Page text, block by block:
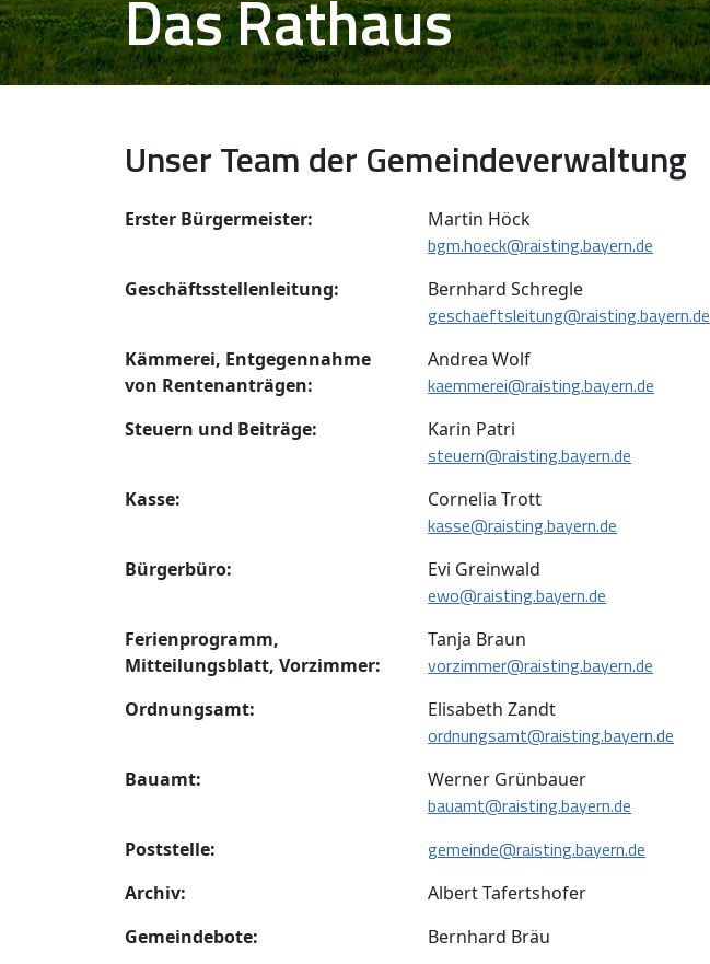
Das Rathaus
Unser Team der Gemeindeverwaltung
Erster Bürgermeister: Martin Höck
bgm.hoeck@raisting.bayern.de
Geschäftsstellenleitung: Bernhard Schregle
geschaeftsleitung@raisting.bayern.de
Kämmerei, Entgegennahme
von Rentenanträgen:
Andrea Wolf
kaemmerei@raisting.bayern.de
Steuern und Beiträge: Karin Patri
steuern@raisting.bayern.de
Kasse: Cornelia Trott
kasse@raisting.bayern.de
Bürgerbüro: Evi Greinwald
ewo@raisting.bayern.de
Ferienprogramm,
Mitteilungsblatt, Vorzimmer:
Tanja Braun
vorzimmer@raisting.bayern.de
Ordnungsamt: Elisabeth Zandt
ordnungsamt@raisting.bayern.de
Bauamt: Werner Grünbauer
bauamt@raisting.bayern.de
Poststelle: gemeinde@raisting.bayern.de
Archiv:
Albert Tafertshofer
Gemeindebote:
Bernhard Bräu